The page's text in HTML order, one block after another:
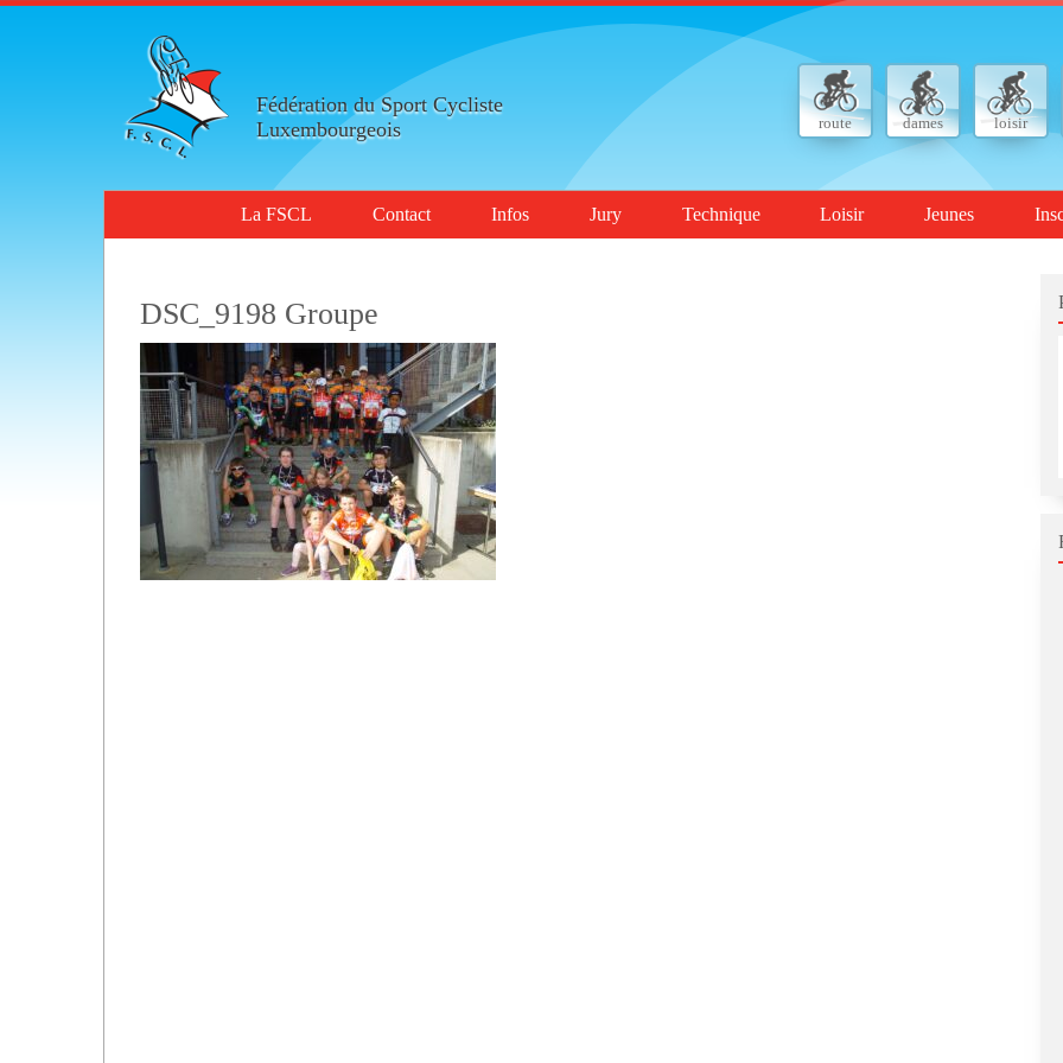
Fédération du Sport Cycliste
Luxembourgeois
route dames loisir
La FSCL Contact Infos Jury Technique Loisir Jeunes
DSC_9198 Groupe